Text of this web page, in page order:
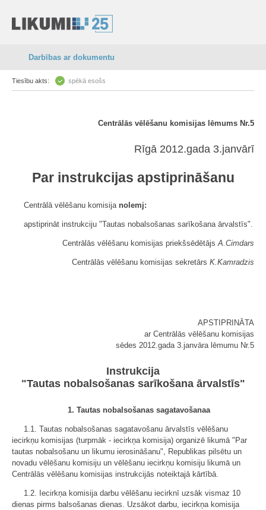
Darbības ar dokumentu
Tiesību akts: spēkā esošs
Centrālās vēlēšanu komisijas lēmums Nr.5
Rīgā 2012.gada 3.janvārī
Par instrukcijas apstiprināšanu
Centrālā vēlēšanu komisija nolemj:
apstiprināt instrukciju "Tautas nobalsošanas sarīkošana ārvalstīs".
Centrālās vēlēšanu komisijas priekšsēdētājs A.Cimdars
Centrālās vēlēšanu komisijas sekretārs K.Kamradzis
APSTIPRINĀTA
ar Centrālās vēlēšanu komisijas
sēdes 2012.gada 3.janvāra lēmumu Nr.5
Instrukcija
"Tautas nobalsošanas sarīkošana ārvalstīs"
1. Tautas nobalsošanas sagatavošanaa
1.1. Tautas nobalsošanas sagatavošanu ārvalstīs vēlēšanu
iecirkņu komisijas (turpmāk - iecirkņa komisija) organizē likumā "Par
tautas nobalsošanu un likumu ierosināšanu", Republikas pilsētu un
novadu vēlēšanu komisiju un vēlēšanu iecirkņu komisiju likumā un
Centrālās vēlēšanu komisijas instrukcijās noteiktajā kārtībā.
1.2. Iecirkņa komisija darbu vēlēšanu iecirknī uzsāk vismaz 10
dienas pirms balsošanas dienas. Uzsākot darbu, iecirkņa komisija